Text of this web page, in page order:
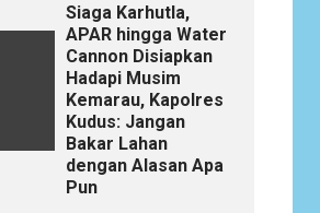
Siaga Karhutla,
APAR hingga Water
Cannon Disiapkan
Hadapi Musim
Kemarau, Kapolres
Kudus: Jangan
Bakar Lahan
dengan Alasan Apa
Pun